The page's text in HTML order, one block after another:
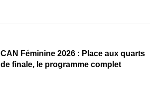
CAN Féminine 2026 : Place aux quarts
de finale, le programme complet